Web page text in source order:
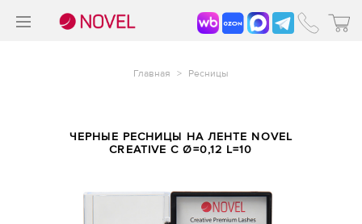
Главная > Ресницы
ЧЕРНЫЕ РЕСНИЦЫ НА ЛЕНТЕ NOVEL
CREATIVE C Ø=0,12 L=10